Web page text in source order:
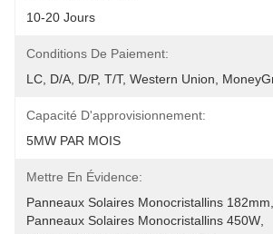
10-20 Jours
Conditions De Paiement:
LC, D/A, D/P, T/T, Western Union,
Capacité D'approvisionnement:
5MW PAR MOIS
Mettre En Évidence:
Panneaux Solaires Monocristallins 182mm
Panneaux Solaires Monocristallins 450W